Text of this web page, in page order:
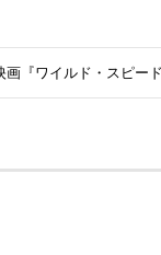
画『ワイルド・スピー